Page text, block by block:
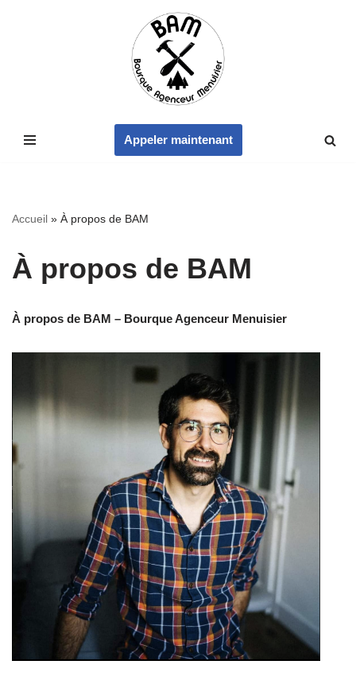
Appeler maintenant
Accueil » À propos de BAM
À propos de BAM
À propos de BAM – Bourque Agenceur Menuisier